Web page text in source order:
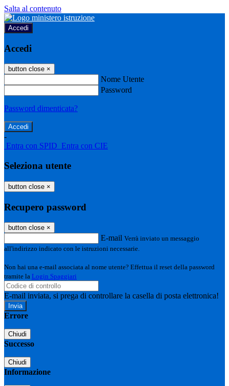
Salta al contenuto
Accedi
Accedi
button close ×
Nome Utente
Password
Password dimenticata?
-
Entra con SPID Entra con CIE
Seleziona utente
button close ×
Recupero password
button close ×
E-mail Verrà inviato un messaggio
all'indirizzo indicato con le istruzioni necessarie.
Non hai una e-mail associata al nome utente? Effettua il reset della password
tramite la Login Spaggiari
E-mail inviata, si prega di controllare la casella di posta elettronica!
Errore
Chiudi
Successo
Chiudi
Informazione